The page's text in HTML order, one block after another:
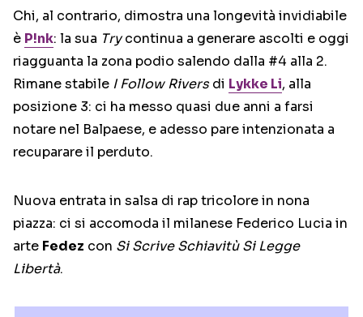
Chi, al contrario, dimostra una longevità invidiabile
è P!nk: la sua Trycontinua a generare ascolti e oggi
riagguanta la zona podio salendo dalla #4 alla 2.
Rimane stabile I Follow Riversdi Lykke Li, alla
posizione 3: ci ha messo quasi due anni a farsi
notare nel Balpaese, e adesso pare intenzionata a
recuparare il perduto.
Nuova entrata in salsa di rap tricolore in nona
piazza: ci si accomoda il milanese Federico Lucia in
arte Fedez con Si Scrive Schiavitù Si Legge
Libertà.